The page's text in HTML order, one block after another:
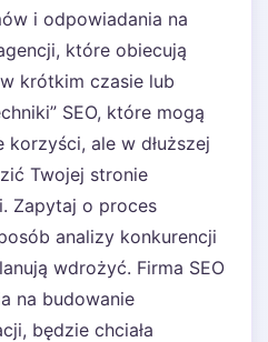
i odpowiadania na
które obiecują
krótkim czasie lub
SEO, które mogą
ale w dłuższej
Twojej stronie
Zapytaj o proces
analizy konkurencji
wdrożyć. Firma SEO
na budowanie
będzie chciała